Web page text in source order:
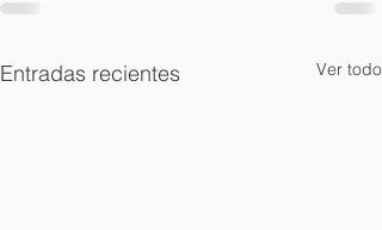
Entradas recientes Ver todo